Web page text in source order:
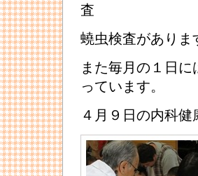
査
蟯虫検査がありま
また毎月の１日
っています。
４月９日の内科